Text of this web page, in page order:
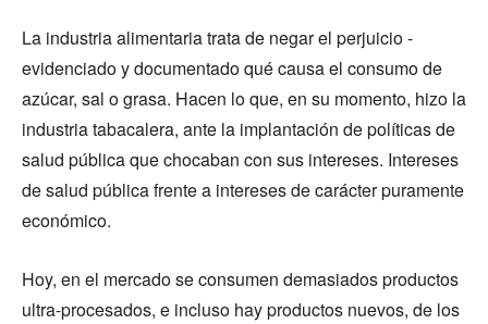
La industria alimentaria trata de negar el perjuicio -
evidenciado y documentado qué causa el consumo de
azúcar, sal o grasa. Hacen lo que, en su momento, hizo la
industria tabacalera, ante la implantación de políticas de
salud pública que chocaban con sus intereses. Intereses
de salud pública frente a intereses de carácter puramente
económico.
Hoy, en el mercado se consumen demasiados productos
ultra-procesados, e incluso hay productos nuevos, de los